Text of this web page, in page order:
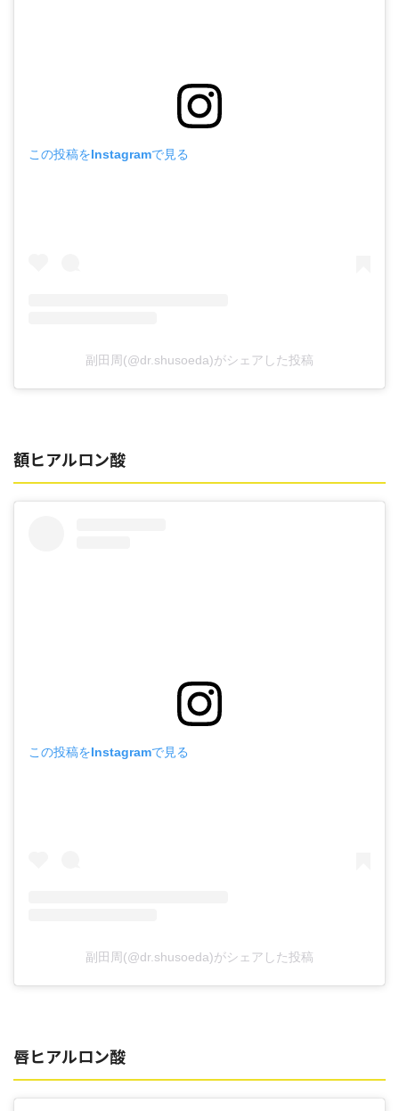
この投稿をInstagramで見る
副田周(@dr.shusoeda)がシェアした投稿
額ヒアルロン酸
この投稿をInstagramで見る
副田周(@dr.shusoeda)がシェアした投稿
唇ヒアルロン酸